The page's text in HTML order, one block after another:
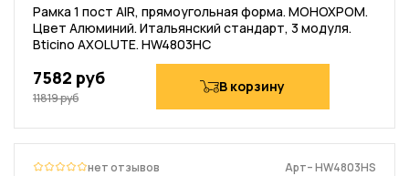
Рамка 1 пост AIR, прямоугольная форма. МОНОХРОМ.
Цвет Алюминий. Итальянский стандарт, 3 модуля.
Bticino AXOLUTE. HW4803HC
7582 руб
11819 руб
В корзину
нет отзывов Арт– HW4803HS